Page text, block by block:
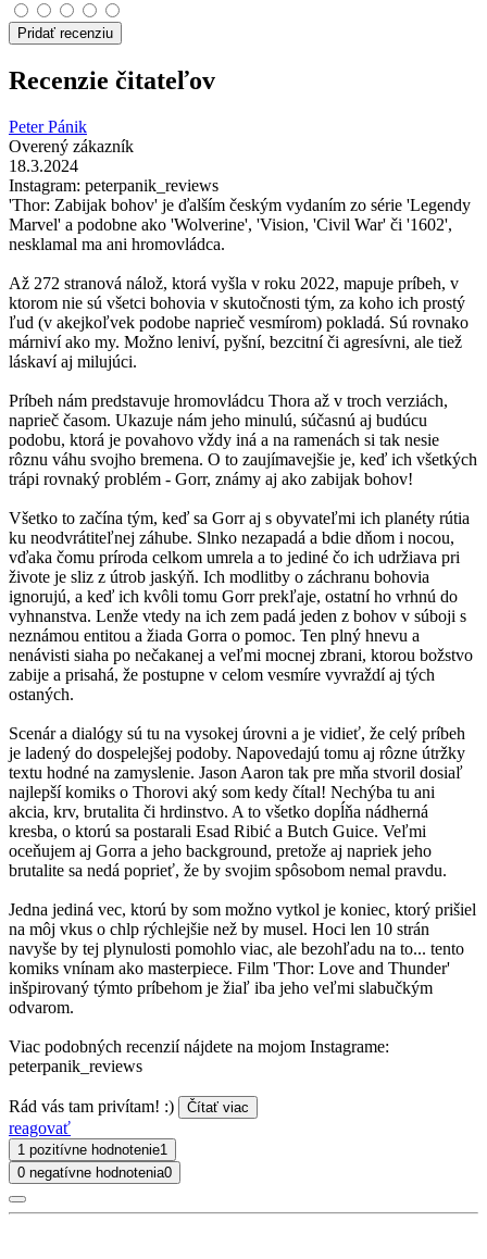
Pridať recenziu
Recenzie čitateľov
Peter Pánik
Overený zákazník
18.3.2024
Instagram: peterpanik_reviews
'Thor: Zabijak bohov' je ďalším českým vydaním zo série 'Legendy
Marvel' a podobne ako 'Wolverine', 'Vision, 'Civil War' či '1602',
nesklamal ma ani hromovládca.
Až 272 stranová nálož, ktorá vyšla v roku 2022, mapuje príbeh, v
ktorom nie sú všetci bohovia v skutočnosti tým, za koho ich prostý
ľud (v akejkoľvek podobe naprieč vesmírom) pokladá. Sú rovnako
márniví ako my. Možno leniví, pyšní, bezcitní či agresívni, ale tiež
láskaví aj milujúci.
Príbeh nám predstavuje hromovládcu Thora až v troch verziách,
naprieč časom. Ukazuje nám jeho minulú, súčasnú aj budúcu
podobu, ktorá je povahovo vždy iná a na ramenách si tak nesie
rôznu váhu svojho bremena. O to zaujímavejšie je, keď ich všetkých
trápi rovnaký problém - Gorr, známy aj ako zabijak bohov!
Všetko to začína tým, keď sa Gorr aj s obyvateľmi ich planéty rútia
ku neodvrátiteľnej záhube. Slnko nezapadá a bdie dňom i nocou,
vďaka čomu príroda celkom umrela a to jediné čo ich udržiava pri
živote je sliz z útrob jaskýň. Ich modlitby o záchranu bohovia
ignorujú, a keď ich kvôli tomu Gorr prekľaje, ostatní ho vrhnú do
vyhnanstva. Lenže vtedy na ich zem padá jeden z bohov v súboji s
neznámou entitou a žiada Gorra o pomoc. Ten plný hnevu a
nenávisti siaha po nečakanej a veľmi mocnej zbrani, ktorou božstvo
zabije a prisahá, že postupne v celom vesmíre vyvraždí aj tých
ostaných.
Scenár a dialógy sú tu na vysokej úrovni a je vidieť, že celý príbeh
je ladený do dospelejšej podoby. Napovedajú tomu aj rôzne útržky
textu hodné na zamyslenie. Jason Aaron tak pre mňa stvoril dosiaľ
najlepší komiks o Thorovi aký som kedy čítal! Nechýba tu ani
akcia, krv, brutalita či hrdinstvo. A to všetko dopĺňa nádherná
kresba, o ktorú sa postarali Esad Ribić a Butch Guice. Veľmi
oceňujem aj Gorra a jeho background, pretože aj napriek jeho
brutalite sa nedá poprieť, že by svojim spôsobom nemal pravdu.
Jedna jediná vec, ktorú by som možno vytkol je koniec, ktorý prišiel
na môj vkus o chlp rýchlejšie než by musel. Hoci len 10 strán
navyše by tej plynulosti pomohlo viac, ale bezohľadu na to... tento
komiks vnínam ako masterpiece. Film 'Thor: Love and Thunder'
inšpirovaný týmto príbehom je žiaľ iba jeho veľmi slabučkým
odvarom.
Viac podobných recenzií nájdete na mojom Instagrame:
peterpanik_reviews
Rád vás tam privítam! :) Čítať viac
reagovať
1 pozitívne hodnotenie1
0 negatívne hodnotenia0